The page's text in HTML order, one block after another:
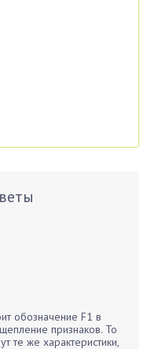
обозначение F1 в
признаков. То
те же характеристики,